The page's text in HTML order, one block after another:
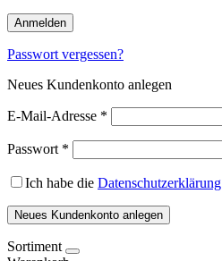
Anmelden
Passwort vergessen?
Neues Kundenkonto anlegen
E-Mail-Adresse *
Passwort *
Ich habe die Datenschutzerklärung
Neues Kundenkonto anlegen
Sortiment